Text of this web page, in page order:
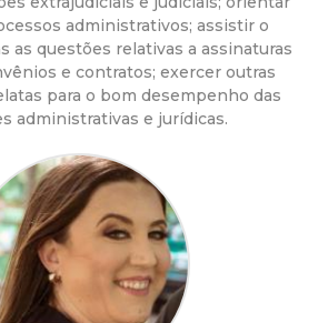
administrativos; assistir o
as questões relativas a assinaturas
e contratos; exercer outras
para o bom desempenho das
administrativas e jurídicas.